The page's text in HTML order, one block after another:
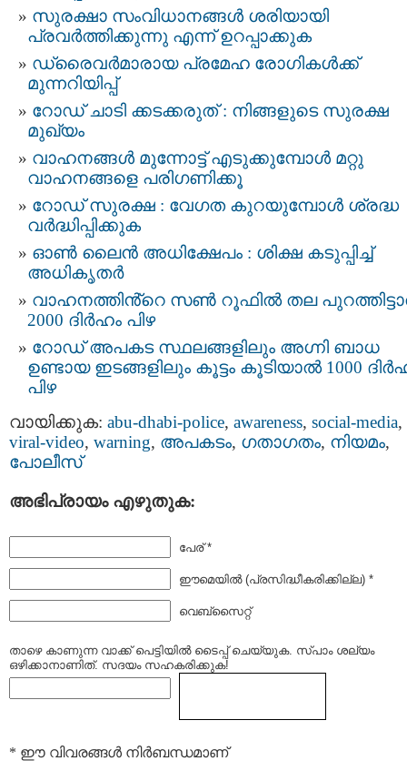
സുരക്ഷാ സംവിധാനങ്ങൾ ശരിയായി
പ്രവർത്തിക്കുന്നു എന്ന് ഉറപ്പാക്കുക
ഡ്രൈവർമാരായ പ്രമേഹ രോഗികൾക്ക്
മുന്നറിയിപ്പ്
റോഡ് ചാടി ക്കടക്കരുത് : നിങ്ങളുടെ സുരക്ഷ
മുഖ്യം
വാഹനങ്ങൾ മുന്നോട്ട് എടുക്കുമ്പോൾ മറ്റു
വാഹനങ്ങളെ പരിഗണിക്കൂ
റോഡ് സുരക്ഷ : വേഗത കുറയുമ്പോൾ ശ്രദ്ധ
വർദ്ധിപ്പിക്കുക
ഓൺ ലൈൻ അധിക്ഷേപം : ശിക്ഷ കടുപ്പിച്ച്
അധികൃതർ
വാഹനത്തിൻ്റെ സൺ റൂഫിൽ തല
2000 ദിർഹം പിഴ
റോഡ് അപകട സ്ഥലങ്ങളിലും അഗ്നി ബാധ
ഉണ്ടായ ഇടങ്ങളിലും കൂട്ടം കൂടിയാല്‍ 1000
പിഴ
വായിക്കുക: abu-dhabi-police, awareness, social-media,
viral-video, warning, അപകടം, ഗതാഗതം, നിയമം,
പോലീസ്
അഭിപ്രായം എഴുതുക:
പേര് *
ഈമെയില്‍ (പ്രസിദ്ധീകരിക്കില്ല) *
വെബ്സൈറ്റ്
താഴെ കാണുന്ന വാക്ക് പെട്ടിയില്‍ ടൈപ്പ്‌ ചെയ്യുക. സ്പാം ശല്യം
ഒഴിക്കാനാണിത്. സദയം സഹകരിക്കുക!
* ഈ വിവരങ്ങള്‍ നിര്‍ബന്ധമാണ്